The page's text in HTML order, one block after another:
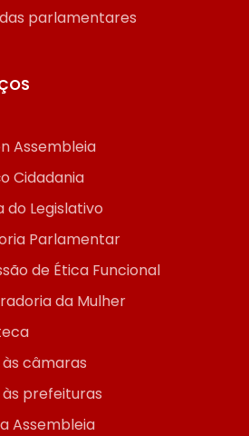
parlamentares
Assembleia
Cidadania
do Legislativo
Parlamentar
de Ética Funcional
da Mulher
câmaras
prefeituras
Assembleia